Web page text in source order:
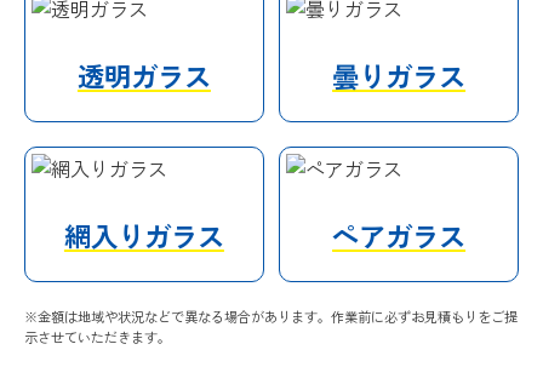
透明ガラス 曇りガラス
網入りガラス ペアガラス
※金額は地域や状況などで異なる場合があります。作業前に必ずお見積もりをご提
示させていただきます。